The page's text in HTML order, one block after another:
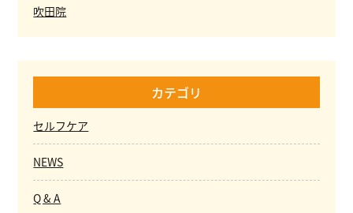
吹田院
カテゴリ
セルフケア
NEWS
Q & A